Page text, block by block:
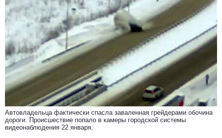
Автовладельца фактически спасла заваленная грейдерами обочина
дороги. Происшествие попало в камеры городской системы
видеонаблюдения 22 января.